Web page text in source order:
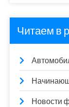
Читаем в
Новости